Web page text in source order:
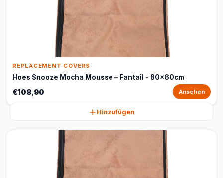
REPLACEMENT COVERS
Hoes Snooze Mocha Mousse – Fantail - 80x60cm
€108,90 Ansehen
Hinzufügen